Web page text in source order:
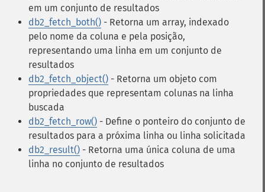
em um conjunto de resultados
db2_fetch_both() - Retorna um array, indexado
pelo nome da coluna e pela posição,
representando uma linha em um conjunto de
resultados
db2_fetch_object() - Retorna um objeto com
propriedades que representam colunas na linha
buscada
db2_fetch_row() - Define o ponteiro do conjunto de
resultados para a próxima linha ou linha solicitada
db2_result() - Retorna uma única coluna de uma
linha no conjunto de resultados